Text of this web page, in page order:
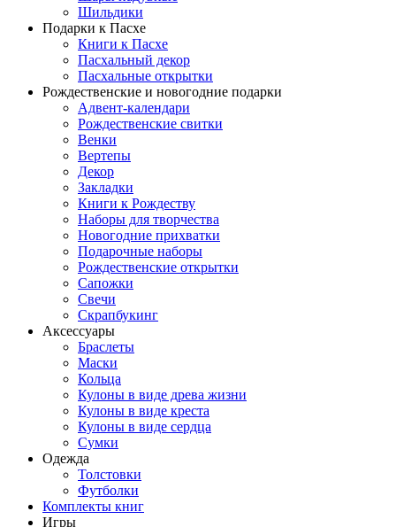
Шильдики
Подарки к Пасхе
Книги к Пасхе
Пасхальный декор
Пасхальные открытки
Рождественские и новогодние подарки
Адвент-календари
Рождественские свитки
Венки
Вертепы
Декор
Закладки
Книги к Рождеству
Наборы для творчества
Новогодние прихватки
Подарочные наборы
Рождественские открытки
Сапожки
Свечи
Скрапбукинг
Аксессуары
Браслеты
Маски
Кольца
Кулоны в виде древа жизни
Кулоны в виде креста
Кулоны в виде сердца
Сумки
Одежда
Толстовки
Футболки
Комплекты книг
Игры